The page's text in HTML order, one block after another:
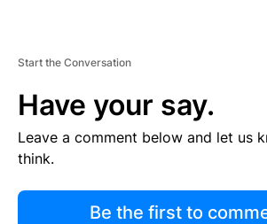
Start the Conversation
Have your say.
Leave a comment below and let us
think.
Be the first to